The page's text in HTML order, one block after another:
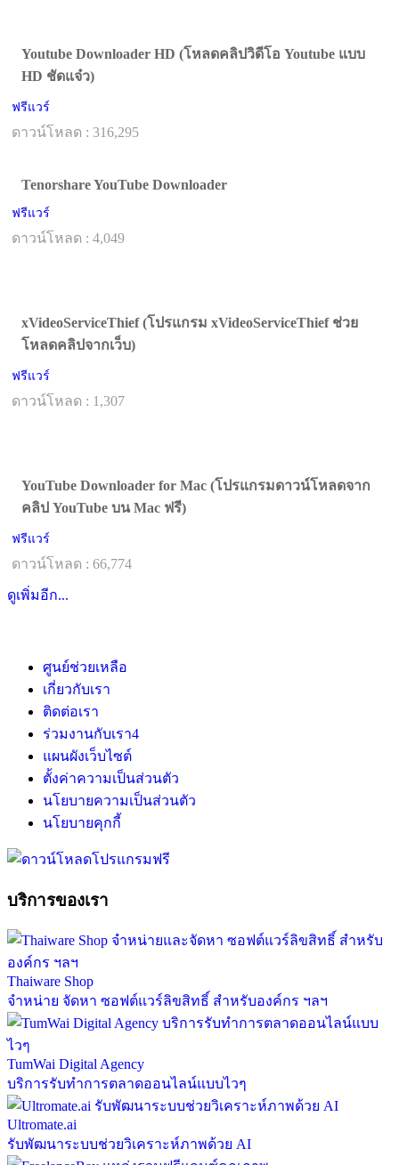
Youtube Downloader HD (โหลดคลิปวิดีโอ Youtube แบบ
HD ชัดแจ๋ว)
ฟรีแวร์
ดาวน์โหลด : 316,295
Tenorshare YouTube Downloader
ฟรีแวร์
ดาวน์โหลด : 4,049
xVideoServiceThief (โปรแกรม xVideoServiceThief ช่วย
โหลดคลิปจากเว็บ)
ฟรีแวร์
ดาวน์โหลด : 1,307
YouTube Downloader for Mac (โปรแกรมดาวน์โหลดจาก
คลิป YouTube บน Mac ฟรี)
ฟรีแวร์
ดาวน์โหลด : 66,774
ดูเพิ่มอีก...
ศูนย์ช่วยเหลือ
เกี่ยวกับเรา
ติดต่อเรา
ร่วมงานกับเรา4
แผนผังเว็บไซต์
ตั้งค่าความเป็นส่วนตัว
นโยบายความเป็นส่วนตัว
นโยบายคุกกี้
บริการของเรา
Thaiware Shop
จำหน่าย จัดหา ซอฟต์แวร์ลิขสิทธิ์ สำหรับองค์กร ฯลฯ
TumWai Digital Agency
บริการรับทำการตลาดออนไลน์แบบไวๆ
Ultromate.ai
รับพัฒนาระบบช่วยวิเคราะห์ภาพด้วย AI